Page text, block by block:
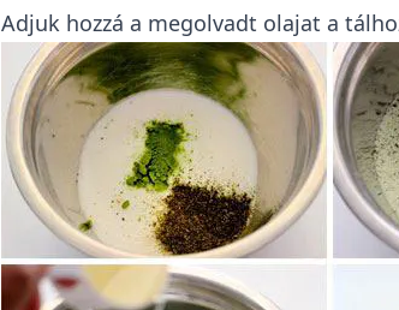
Adjuk hozzá a megolvadt olajat a